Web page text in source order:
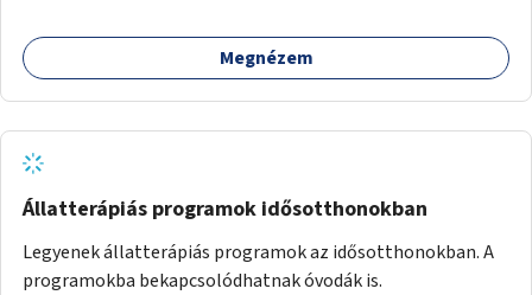
Megnézem
Állatterápiás programok idősotthonokban
Legyenek állatterápiás programok az idősotthonokban. A
programokba bekapcsolódhatnak óvodák is.